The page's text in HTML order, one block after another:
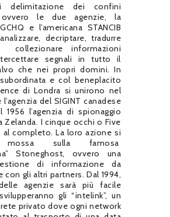
delimitazione dei confini
ovvero le due agenzie, la
e l’americana STANCIB
decriptare, tradurre
collezionare informazioni
segnali in tutto il
che nei propri domini. In
e col beneplacito
di Londra si unirono nel
l’agenzia del SIGINT canadese
1956 l’agenzia di spionaggio
Zelanda. I cinque occhi o Five
al completo. La loro azione si
mossa sulla famosa
Stoneghost, ovvero una
di informazione da
con gli altri partners. Dal 1994,
agenzie sarà più facile
gli “intelink”, un
privato dove ogni network